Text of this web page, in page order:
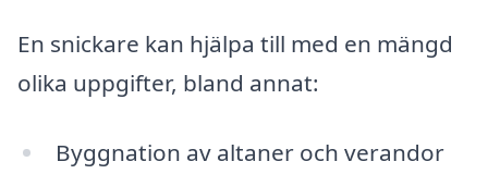
En snickare kan hjälpa till med en mängd
olika uppgifter, bland annat:
Byggnation av altaner och verandor